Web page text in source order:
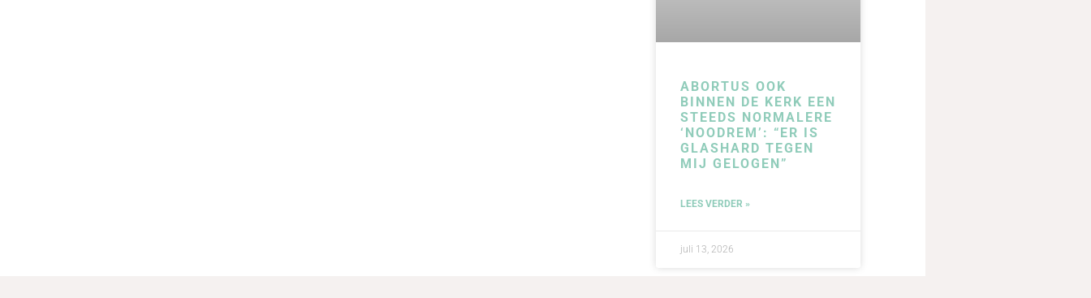
ABORTUS OOK
BINNEN DE KERK EEN
STEEDS NORMALERE
‘NOODREM’: “ER IS
GLASHARD TEGEN
MIJ GELOGEN”
LEES VERDER »
juli 13, 2026